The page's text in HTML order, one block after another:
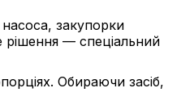
закупорки
рішення — спеціальний
Обираючи засіб,